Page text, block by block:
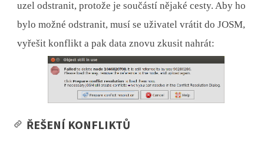
uzel odstranit, protože je součástí nějaké cesty. Aby ho
bylo možné odstranit, musí se uživatel vrátit do JOSM,
vyřešit konflikt a pak data znovu zkusit nahrát:
ŘEŠENÍ KONFLIKTŮ